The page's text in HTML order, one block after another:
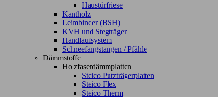
Haustürfriese
Kantholz
Leimbinder (BSH)
KVH und Stegträger
Handlaufsystem
Schneefangstangen / Pfähle
Dämmstoffe
Holzfaserdämmplatten
Steico Putzträgerplatten
Steico Flex
Steico Therm